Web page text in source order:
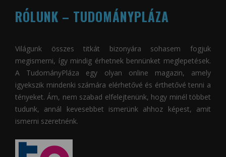
RÓLUNK – TUDOMÁNYPLÁZA
Világunk összes titkát bizonyára sohasem fogjuk
megismerni, így mindig érhetnek bennünket meglepetések.
A TudományPláza egy olyan online magazin, amely
igyekszik mindenki számára elérhetővé és érthetővé tenni a
tényeket. Ám, nem szabad elfelejtenünk, hogy minél többet
tudunk, annál kevesebbet ismerünk ahhoz képest, amit
ismerni szeretnénk.